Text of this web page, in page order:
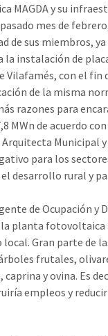
MAGDA y su
mes de
de sus miembros,
la instalación de
Vilafamés, con el
de la misma
razones para
MWn de acuerdo
Municipal
para los
el desarrollo rural y
de Ocupación y
planta fotovoltaica
Gran parte de
frutales,
y ovina. Es
empleos y